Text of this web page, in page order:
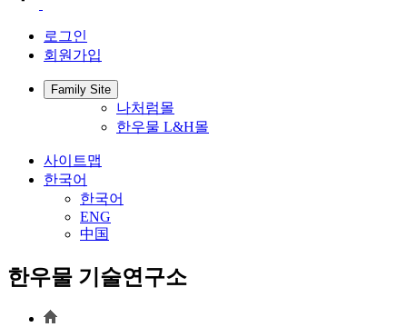
로그인
회원가입
Family Site
나처럼몰
한우물 L&H몰
사이트맵
한국어
한국어
ENG
中国
한우물 기술연구소